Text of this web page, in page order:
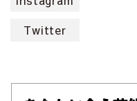
Twitter